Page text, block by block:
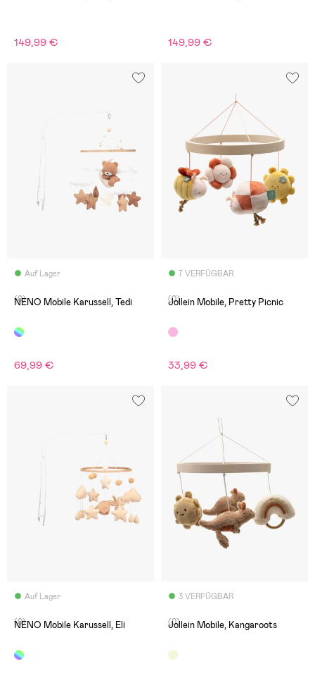
149,99 € 149,99 €
Auf Lager
(0)
NENO Mobile Karussell, Tedi
69,99 €
7 VERFÜGBAR
(0)
Jollein Mobile, Pretty Picnic
33,99 €
Auf Lager
(0)
NENO Mobile Karussell, Eli
3 VERFÜGBAR
(0)
Jollein Mobile, Kangaroots